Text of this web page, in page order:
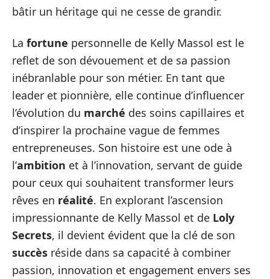
bâtir un héritage qui ne cesse de grandir.
La fortune personnelle de Kelly Massol est le
reflet de son dévouement et de sa passion
inébranlable pour son métier. En tant que
leader et pionnière, elle continue d’influencer
l’évolution du marché des soins capillaires et
d’inspirer la prochaine vague de femmes
entrepreneuses. Son histoire est une ode à
l’ambition et à l’innovation, servant de guide
pour ceux qui souhaitent transformer leurs
rêves en réalité. En explorant l’ascension
impressionnante de Kelly Massol et de Loly
Secrets, il devient évident que la clé de son
succès réside dans sa capacité à combiner
passion, innovation et engagement envers ses